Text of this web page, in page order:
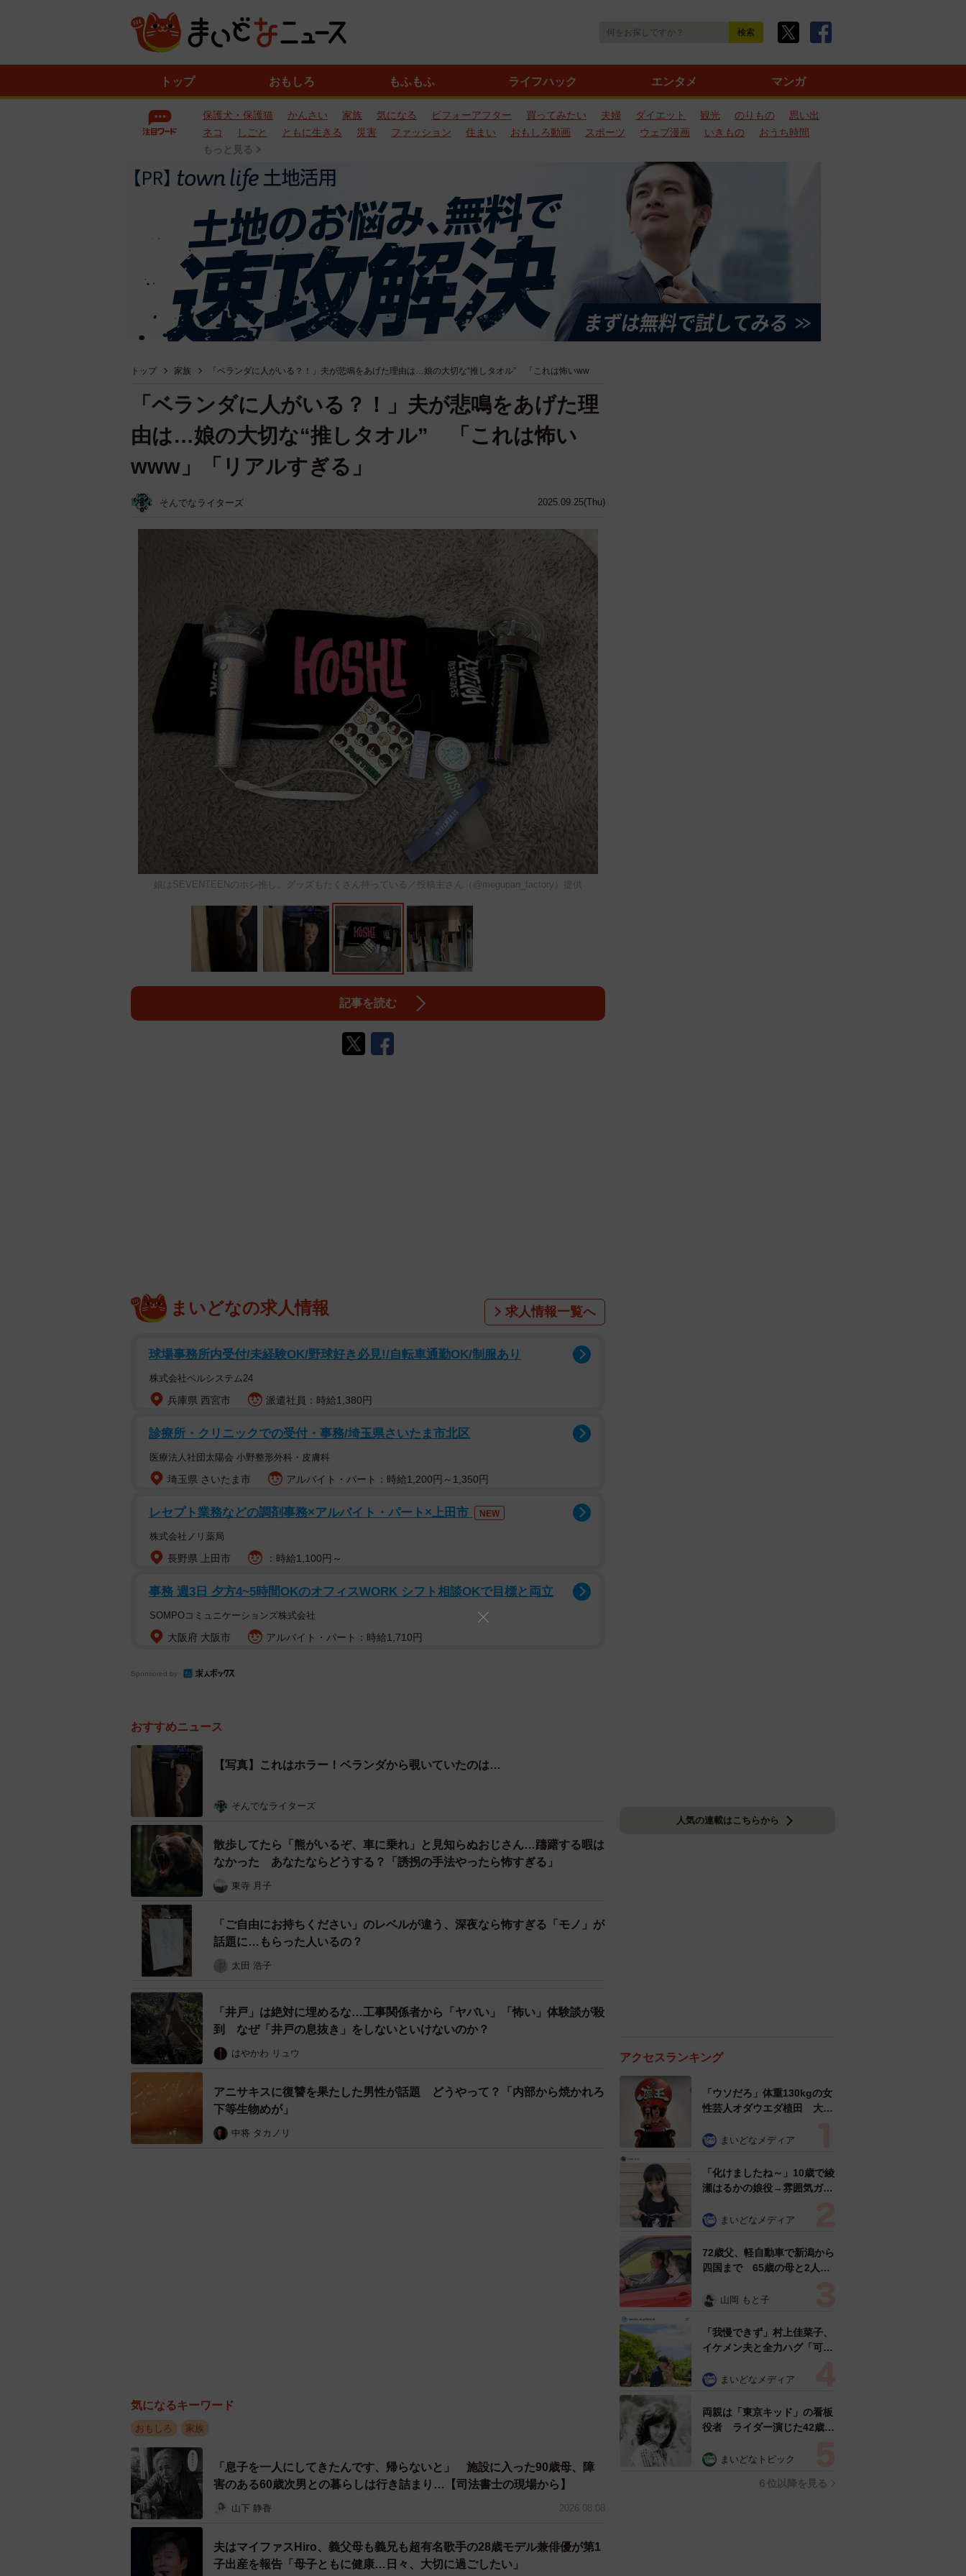
トップ おもしろ もふもふ ライフハック エンタメ マンガ
保護犬・保護猫 かんさい 家族 気になる ビフォーアフター 買ってみたい 夫婦 ダイエット 観光 のりもの
思い出
ネコ
しごと ともに生きる 災害 ファッション 住まい おもしろ動画 スポーツ ウェブ漫画 いきもの
おうち時間
もっと見る
トップ 家族 「ベランダに人がいる？！」夫が悲鳴をあげた理由は…娘の大切な“推しタオル” 「これは怖いww
2025.09.25(Thu)
「ベランダに人がいる？！」夫が悲鳴をあげた理
由は…娘の大切な“推しタオル” 「これは怖い
www」「リアルすぎる」
そんでなライターズ
娘はSEVENTEENのホシ推し。グッズもたくさん持っている／投稿主さん（@megupan_factory）提供
記事を読む
まいどなの求人情報 求人情報一覧へ
球場事務所内受付/未経験OK/野球好き必見!/自転車通勤OK/制服あり
株式会社ベルシステム24
兵庫県 西宮市 派遣社員：時給1,380円
診療所・クリニックでの受付・事務/埼玉県さいたま市北区
医療法人社団太陽会 小野整形外科・皮膚科
埼玉県 さいたま市 アルバイト・パート：時給1,200円～1,350円
レセプト業務などの調剤事務×アルバイト・パート×上田市 NEW
株式会社ノリ薬局
長野県 上田市 ：時給1,100円～
事務 週3日 夕方4~5時間OKのオフィスWORK シフト相談OKで目標と両立
SOMPOコミュニケーションズ株式会社
大阪府 大阪市 アルバイト・パート：時給1,710円
Sponsored by
おすすめニュース
【写真】これはホラー！ベランダから覗いていたのは…
そんでなライターズ
散歩してたら「熊がいるぞ、車に乗れ」と見知らぬおじさん…躊躇する暇は
なかった あなたならどうする？「誘拐の手法やったら怖すぎる」
東寺 月子
「ご自由にお持ちください」のレベルが違う、深夜なら怖すぎる「モノ」が
話題に…もらった人いるの？
太田 浩子
「井戸」は絶対に埋めるな…工事関係者から「ヤバい」「怖い」体験談が殺
到 なぜ「井戸の息抜き」をしないといけないのか？
はやかわ リュウ
アニサキスに復讐を果たした男性が話題 どうやって？「内部から焼かれろ
下等生物めが」
中将 タカノリ
気になるキーワード
おもしろ 家族
「息子を一人にしてきたんです、帰らないと」 施設に入った90歳母、障
害のある60歳次男との暮らしは行き詰まり…【司法書士の現場から】
山下 静香 2026.08.08
夫はマイファスHiro、義父母も義兄も超有名歌手の28歳モデル兼俳優が第1
子出産を報告「母子ともに健康…日々、大切に過ごしたい」
人気の連載はこちらから
アクセスランキング
「ウソだろ」体重130kgの女
性芸人オダウエダ植田 大学
で」 まいどなメディア
「化けましたね～」10歳で綾
瀬はるかの娘役→雰囲気ガラ
雰囲気が」「宝塚に入れそ
まいどなメディア
72歳父、軽自動車で新潟から
四国まで 65歳の母と2人で
憩まで分刻み… 「大学生で
山岡 もと子
「我慢できず」村上佳菜子、
イケメン夫と全力ハグ「可愛
まいどなメディア
両親は「東京キッド」の看板
役者 ライダー演じた42歳元
ングフォト」計画を明言
まいどなトピック
６位以降を見る